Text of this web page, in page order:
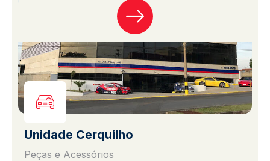
Unidade Cerquilho
Peças e Acessórios